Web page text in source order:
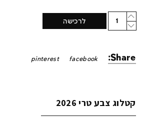
Quantity
לרכישה
Share:
facebook
pinterest
קטלוג צבע טרי 2026